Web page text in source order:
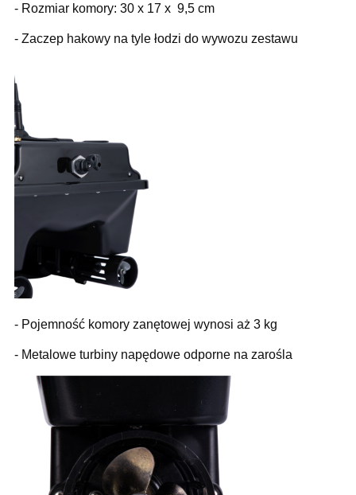
- Rozmiar komory: 30 x 17 x 9,5 cm
- Zaczep hakowy na tyle łodzi do wywozu zestawu
- Pojemność komory zanętowej wynosi aż 3 kg
- Metalowe turbiny napędowe odporne na zarośla